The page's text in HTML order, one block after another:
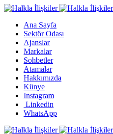
Ana Sayfa
Sektör Odası
Ajanslar
Markalar
Sohbetler
Atamalar
Hakkımızda
Künye
Instagram
Linkedin
WhatsApp